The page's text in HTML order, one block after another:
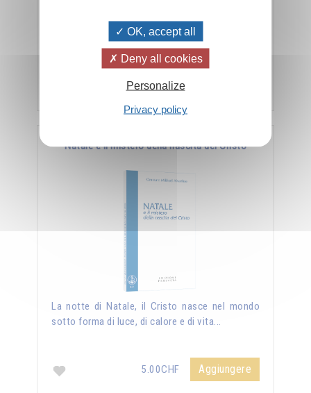
" Lo spirito lavora sulla materia tramite l'anima.
L'anima è uno strumento, uno strumento di cui
lo spirito si serve per raggiungere il …
5.00CHF
Natale e il mistero della nascita del Cristo
La notte di Natale, il Cristo nasce nel mondo
sotto forma di luce, di calore e di vita...
5.00CHF Aggiungere
OK, accept all
Deny all cookies
Personalize
Privacy policy